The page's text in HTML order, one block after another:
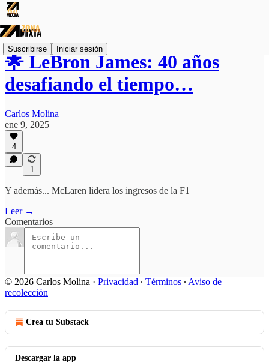
Suscribirse Iniciar sesión
🌟 LeBron James: 40 años
desafiando el tiempo…
Carlos Molina
ene 9, 2025
4
1
Y además... McLaren lidera los ingresos de la F1
Leer →
Comentarios
© 2026 Carlos Molina · Privacidad ∙ Términos ∙ Aviso de
recolección
Crea tu Substack
Descargar la app